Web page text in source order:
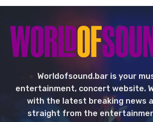
Worldofsound.bar is your
entertainment, concert website.
with the latest breaking news
straight from the